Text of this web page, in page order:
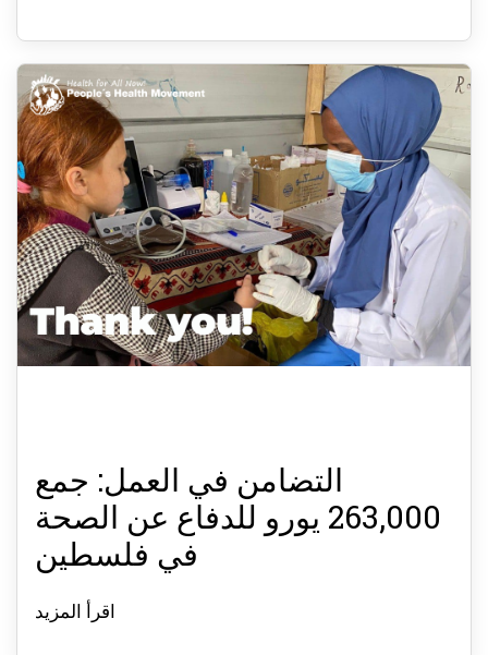
التضامن في العمل: جمع
263,000 يورو للدفاع عن الصحة
في فلسطين
اقرأ المزيد